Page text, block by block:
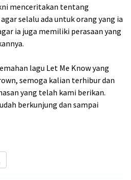
menceritakan tentang
selalu ada untuk orang yang ia
ia juga memiliki perasaan yang
lagu Let Me Know yang
semoga kalian terhibur dan
yang telah kami berikan.
berkunjung dan sampai